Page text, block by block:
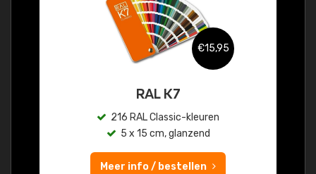
€15,95
RAL K7
216 RAL Classic-kleuren
5 x 15 cm, glanzend
Meer info / bestellen